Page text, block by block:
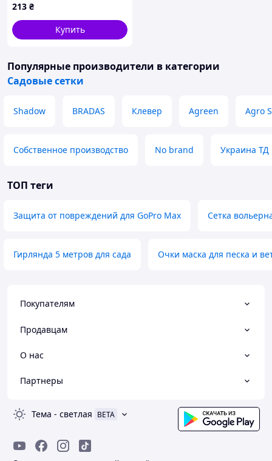
213 ₴
Купить
Популярные производители в категории
Садовые сетки
Shadow BRADAS Клевер Agreen Agro
Собственное производство No brand Украина ТД
ТОП теги
Защита от повреждений для GoPro Max Сетка
Гирлянда 5 метров для сада Очки маска для песка и
Покупателям
Продавцам
О нас
Партнеры
Тема - светлая BETA